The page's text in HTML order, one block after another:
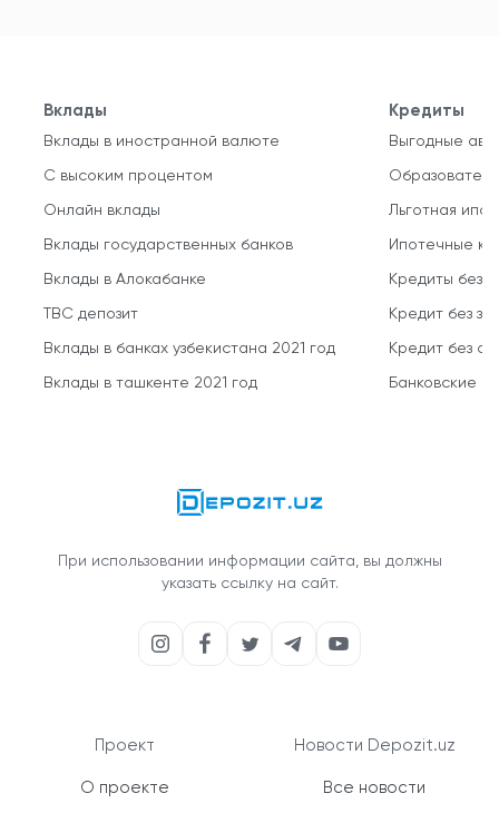
Вклады
Вклады в иностранной валюте
С высоким процентом
Онлайн вклады
Вклады государственных банков
Вклады в Алокабанке
TBC депозит
Вклады в банках узбекистана 2021 год
Вклады в ташкенте 2021 год
Кредиты
Выгодные
Льготная
Ипотечные
Кредиты без
Кредит без
Кредит без
Банковские
При использовании информации сайта, вы должны
указать ссылку на сайт.
Проект
О проекте
Новости Depozit.uz
Все новости